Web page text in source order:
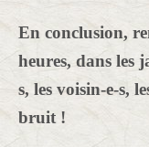
En conclusion,
heures, dans les
s, les voisin-e-s,
bruit !